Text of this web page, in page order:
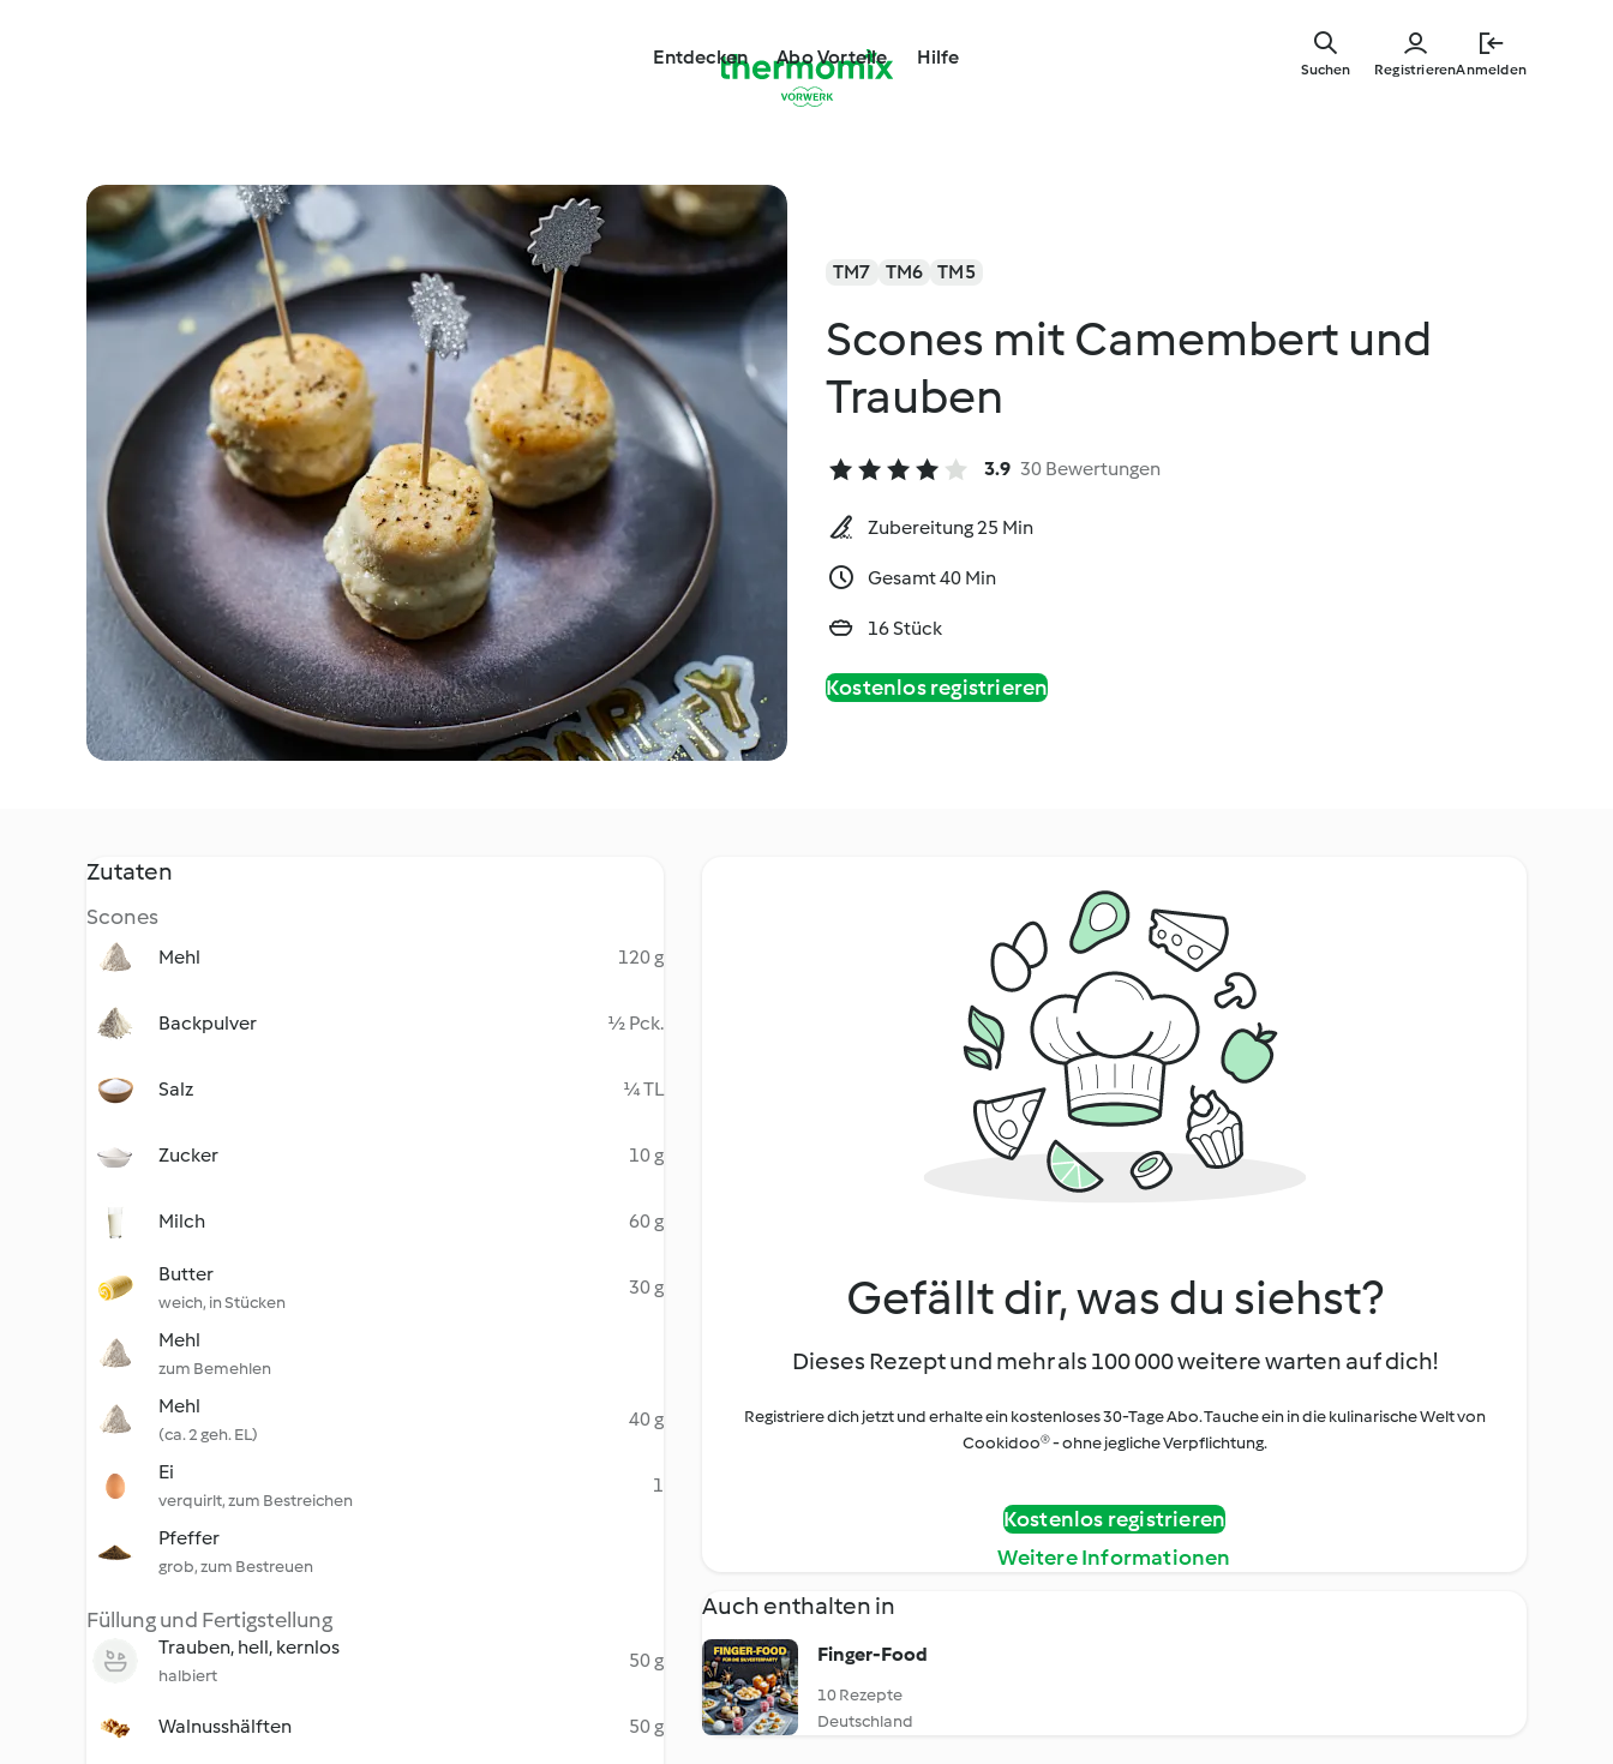
Entdecken Abo Vorteile Hilfe
RegistrierenAnmelden
Suchen
TM7 TM6 TM5
Scones mit Camembert und
Trauben
3.9 30 Bewertungen
Zubereitung 25 Min
Gesamt 40 Min
16 Stück
Kostenlos registrieren
Zutaten
Scones
Mehl 120 g
Backpulver ½ Pck.
Salz ¼ TL
Zucker 10 g
Milch 60 g
Butter
weich, in Stücken
30 g
Mehl
zum Bemehlen
Mehl
(ca. 2 geh. EL)
40 g
Ei
verquirlt, zum Bestreichen
1
Pfeffer
grob, zum Bestreuen
Füllung und Fertigstellung
Trauben, hell, kernlos
halbiert
50 g
Walnusshälften 50 g
Gefällt dir, was du siehst?
Dieses Rezept und mehr als 100 000 weitere warten auf dich!
Registriere dich jetzt und erhalte ein kostenloses 30-Tage Abo. Tauche ein in die kulinarische Welt von
Cookidoo® - ohne jegliche Verpflichtung.
Kostenlos registrieren
Weitere Informationen
Auch enthalten in
Finger-Food
10 Rezepte
Deutschland